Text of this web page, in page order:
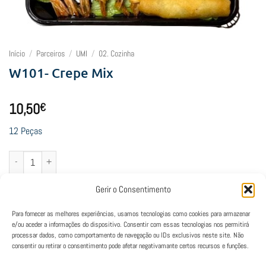
Gerir o Consentimento
Para fornecer as melhores experiências, usamos tecnologias como cookies para armazenar
e/ou aceder a informações do dispositivo. Consentir com essas tecnologias nos permitirá
processar dados, como comportamento de navegação ou IDs exclusivos neste site. Não
consentir ou retirar o consentimento pode afetar negativamante certos recursos e funções.
Início / Parceiros / UMI / 02. Cozinha
W101- Crepe Mix
10,50€
12 Peças
Quantidade de W101- Crepe Mix
Adicionar